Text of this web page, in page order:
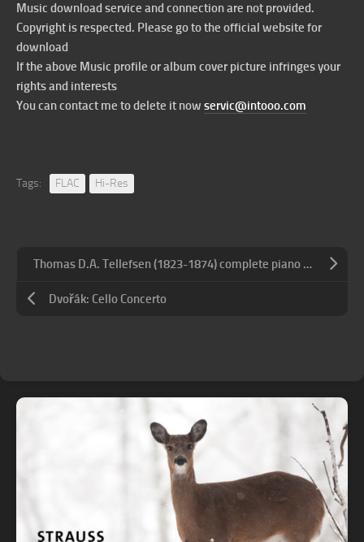
Music download service and connection are not provided.
Copyright is respected. Please go to the official website for
download
If the above Music profile or album cover picture infringes your
rights and interests
You can contact me to delete it now servic@intooo.com
Tags: FLAC Hi-Res
Thomas D.A. Tellefsen (1823-1874) complete piano works
Dvořák: Cello Concerto